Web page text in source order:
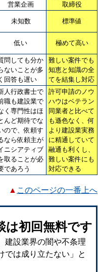
営業企画
取締役
未知数 標準値
低い 極めて高い
問しても分か
ないことが多
回答も遅い
難しい案件でも
知恵と知識の全
てを結集し対応
人行政書士で
職も建設業で
く専門性はほ
んど期待でな
ので、依頼す
なら依頼主が
ニシアティブ
取ることが必
であろう
許可申請のノウ
ハウはベテラン
同業者と比べて
も遜色なく、何
より建設業実務
に精通していて
融通も利くし、
難しい案件にも
対応できる
▲ このページの一番上へ
は初回無料です
建設業界の闇や不条理
は成り立たない」と